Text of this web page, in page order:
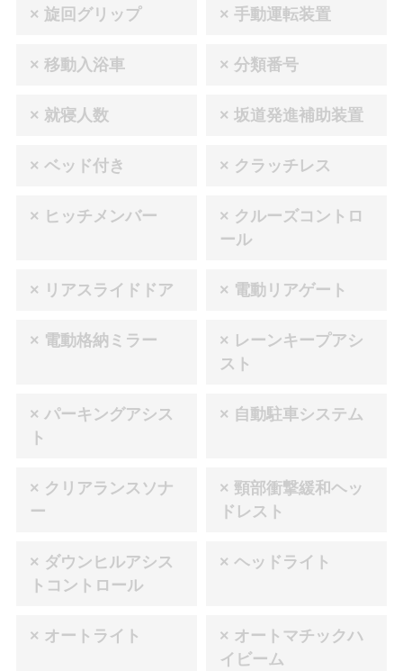
× 旋回グリップ × 手動運転装置
× 移動入浴車 × 分類番号
× 就寝人数 × 坂道発進補助装置
× ベッド付き × クラッチレス
× ヒッチメンバー
× クルーズコントロ
ール
× リアスライドドア × 電動リアゲート
× 電動格納ミラー
× レーンキープアシ
スト
× パーキングアシス
ト
× 自動駐車システム
× クリアランスソナ
ー
× 頸部衝撃緩和ヘッ
ドレスト
× ダウンヒルアシス
トコントロール
× ヘッドライト
× オートライト
× オートマチックハ
イビーム